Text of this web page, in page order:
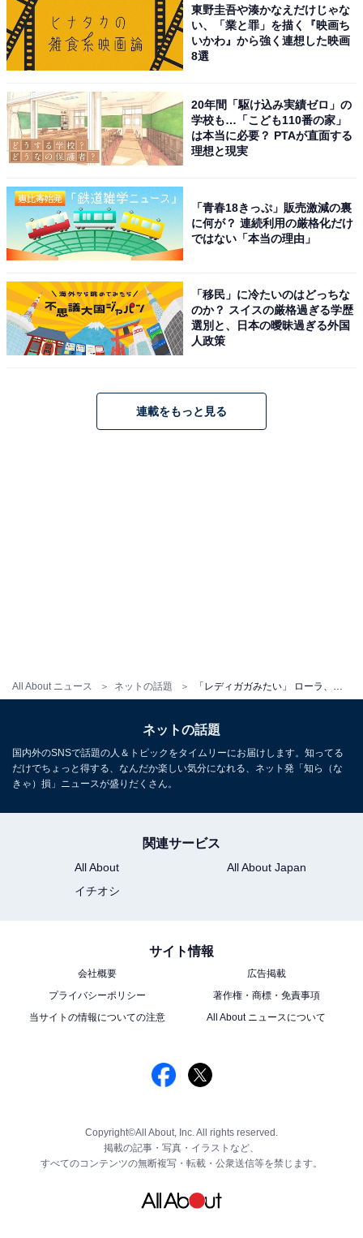
All About ニュース ネットの話題
東野圭吾や湊かなえだけじゃな
い、「業と罪」を描く『映画ち
いかわ』から強く連想した映画
8選
20年間「駆け込み実績ゼロ」の
学校も…「こども110番の家」
は本当に必要？ PTAが直面する
理想と現実
「青春18きっぷ」販売激減の裏
に何が？ 連続利用の厳格化だけ
ではない「本当の理由」
「移民」に冷たいのはどっちな
のか？ スイスの厳格過ぎる学歴
選別と、日本の曖昧過ぎる外国
人政策
連載をもっと見る
ネットの話題
国内外のSNSで話題の人＆トピックをタイムリーにお届けします。知ってる
だけでちょっと得する、なんだか楽しい気分になれる、ネット発「知ら（な
きゃ）損」ニュースが盛りだくさん。
関連サービス
All About
All About Japan
イチオシ
サイト情報
会社概要
広告掲載
プライバシーポリシー
著作権・商標・免責事項
当サイトの情報についての注意
All About ニュースについて
Copyright©All About, Inc. All rights reserved.
掲載の記事・写真・イラストなど、
すべてのコンテンツの無断複写・転載・公衆送信等を禁じます。